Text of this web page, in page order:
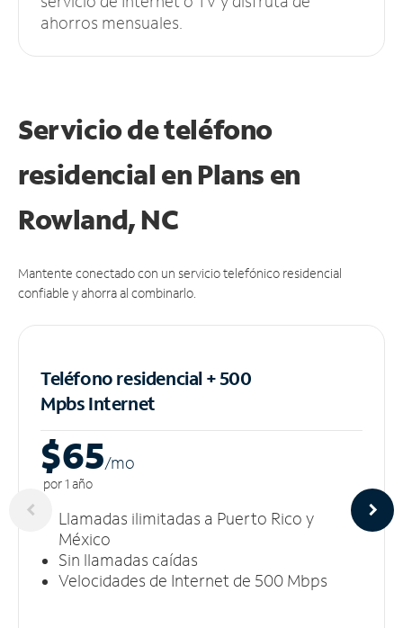
ahorros mensuales.
Servicio de teléfono
residencial en Plans en
Rowland, NC
Mantente conectado con un servicio telefónico residencial
confiable y ahorra al combinarlo.
Teléfono residencial + 500
MpbsInternet
$65/mo
por 1 año
Llamadas ilimitadas a Puerto Rico y
México
Sin llamadas caídas
Velocidades de Internet de 500 Mbps